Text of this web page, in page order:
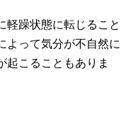
軽躁状態に転じること
よって気分が不自然に
起こることもありま